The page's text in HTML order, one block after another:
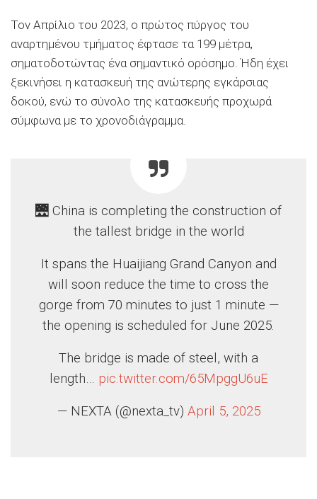
Τον Απρίλιο του 2023, ο πρώτος πύργος του
αναρτημένου τμήματος έφτασε τα 199 μέτρα,
σηματοδοτώντας ένα σημαντικό ορόσημο. Ήδη έχει
ξεκινήσει η κατασκευή της ανώτερης εγκάρσιας
δοκού, ενώ το σύνολο της κατασκευής προχωρά
σύμφωνα με το χρονοδιάγραμμα.
🌉 China is completing the construction of
the tallest bridge in the world
It spans the Huaijiang Grand Canyon and
will soon reduce the time to cross the
gorge from 70 minutes to just 1 minute —
the opening is scheduled for June 2025.
The bridge is made of steel, with a
length… pic.twitter.com/65MpggU6uE
— NEXTA (@nexta_tv) April 5, 2025